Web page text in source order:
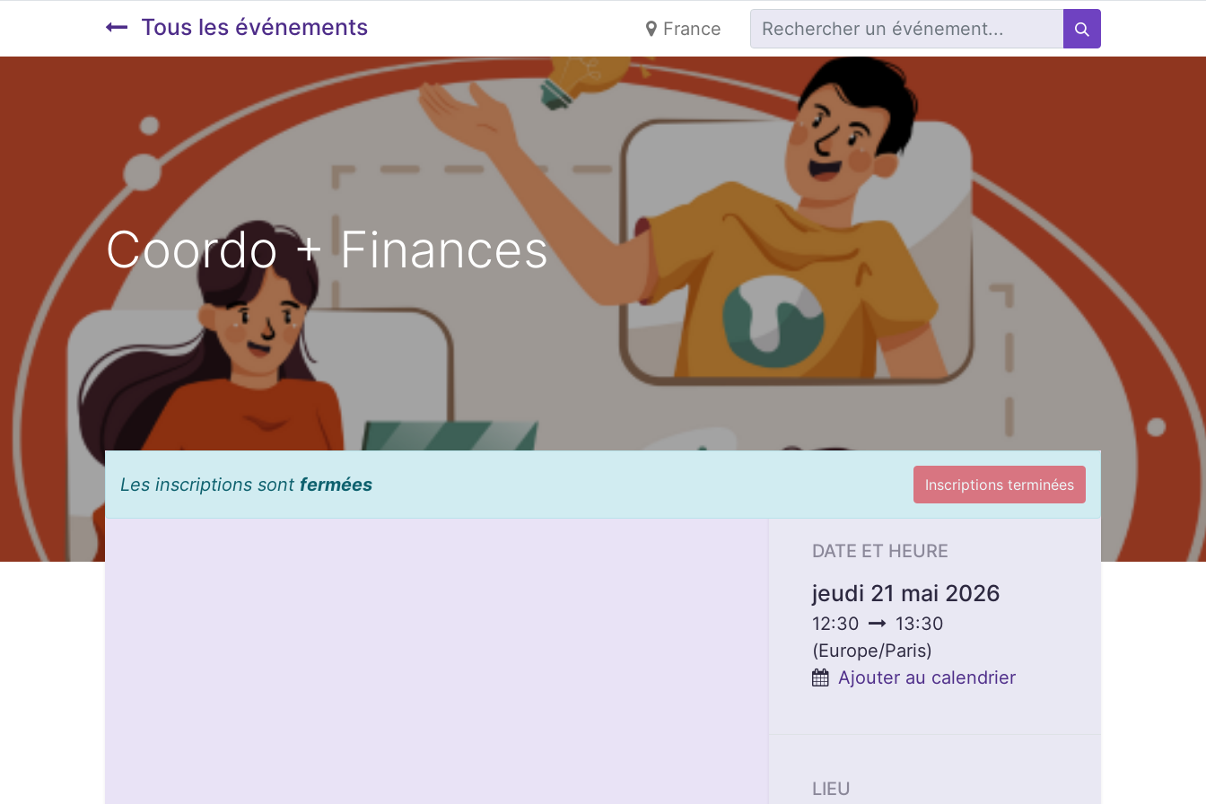
Tous les événements France
Coordo + Finances
Les inscriptions sont fermées Inscriptions terminées
DATE ET HEURE
jeudi 21 mai 2026
12:30
13:30
(Europe/Paris)
Ajouter au calendrier
LIEU